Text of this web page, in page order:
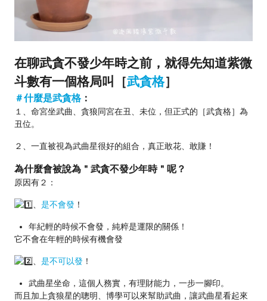
在聊武貪不發少年時之前，就得先知道紫微
斗數有一個格局叫
［武貪格］
＃什麼是武貪格：
１、命宮坐武曲、貪狼同宮在丑、未位，但正式的［武貪格］為
丑位。
２、一直被視為武曲星很好的組合，真正敢花、敢賺！
為什麼會被說為＂武貪不發少年時＂呢？
原因有２：
是不會發 ！
年紀輕的時候不會發，純粹是運限的關係！
它不會在年輕的時候有機會發
是不可以發 ！
武曲星坐命，這個人務實，有理財能力，一步一腳印。
而且加上貪狼星的聰明、博學可以來幫助武曲，讓武曲星看起來